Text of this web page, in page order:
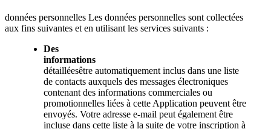
données personnelles Les données personnelles sont collectées
aux fins suivantes et en utilisant les services suivants :
Des
informations
détailléesêtre automatiquement inclus dans une liste
de contacts auxquels des messages électroniques
contenant des informations commerciales ou
promotionnelles liées à cette Application peuvent être
envoyés. Votre adresse e-mail peut également être
incluse dans cette liste à la suite de votre inscription à